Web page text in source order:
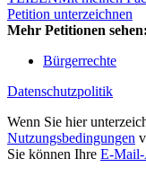
Petition unterzeichnen
Mehr Petitionen sehen:
Bürgerrechte
Datenschutzpolitik
Wenn Sie hier
Nutzungsbedingungen
Sie können Ihre E-Mail-